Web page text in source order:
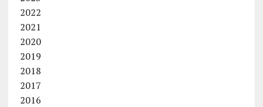
2022
2021
2020
2019
2018
2017
2016